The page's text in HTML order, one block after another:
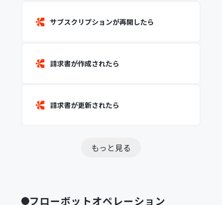
サブスクリプションが再開したら
請求書が作成されたら
請求書が更新されたら
もっと見る
フローボットオペレーション